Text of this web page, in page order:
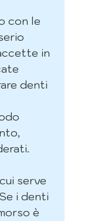
con le
in
denti
serve
i denti
è